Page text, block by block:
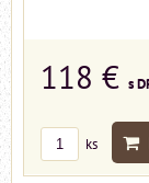
118 € s
ks